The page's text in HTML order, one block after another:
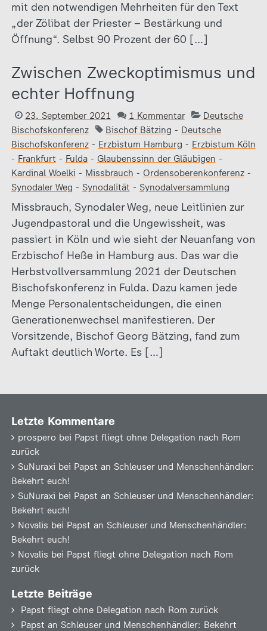
mit den notwendigen Mehrheiten für den Text
„der Zölibat der Priester – Bestärkung und
Öffnung“. Selbst 90 Prozent der 60 […]
Zwischen Zweckoptimismus und
echter Hoffnung
23. September 2021 1 Kommentar
Deutsche
Bischofskonferenz
Bischof Bätzing - Deutsche
Bischofskonferenz- Erzbistum Hamburg - Erzbistum Köln
- Frankfurt - Fulda- Glaubenssinn der Gläubigen -
Kardinal Woelki - Missbrauch - Ordensoberenkonferenz-
Synodaler Weg - Synodalität - Synodalversammlung
Missbrauch, Synodaler Weg, neue Leitlinien zur
Jugendpastoral und die Ungewissheit, was
passiert in Köln und wie sieht der Neuanfang von
Erzbischof Heße in Hamburg aus. Das war die
Herbstvollversammlung 2021 der Deutschen
Bischofskonferenz in Fulda. Dazu kamen jede
Menge Personalentscheidungen, die einen
Generationenwechsel manifestieren. Der
Vorsitzende, Bischof Georg Bätzing, fand zum
Auftakt deutlich Worte. Es […]
Letzte Kommentare
prospero bei Papst fliegt ohne Delegation nach Rom
zurück
SuNuraxi bei Papst an Schleuser und Menschenhändler:
Bekehrt euch!
SuNuraxi bei Papst an Schleuser und Menschenhändler:
Bekehrt euch!
Novalis bei Papst an Schleuser und Menschenhändler:
Bekehrt euch!
Novalis bei Papst fliegt ohne Delegation nach Rom
zurück
Letzte Beiträge
Papst fliegt ohne Delegation nach Rom zurück
Papst an Schleuser und Menschenhändler: Bekehrt